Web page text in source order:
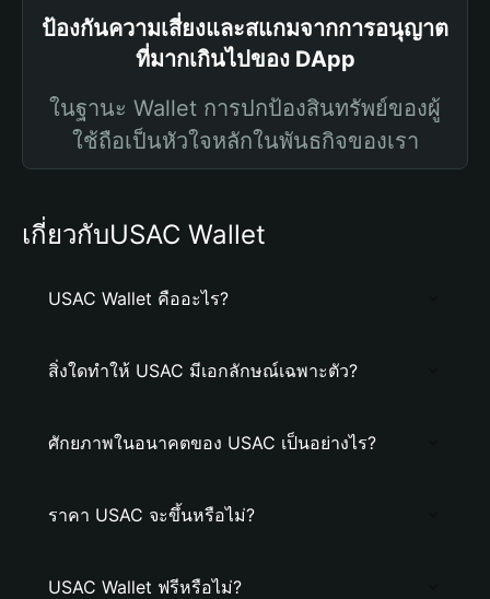
ป้องกันความเสี่ยงและสแกมจากการอนุญาต
ที่มากเกินไปของ DApp
ในฐานะ Wallet การปกป้องสินทรัพย์ของผู้
ใช้ถือเป็นหัวใจหลักในพันธกิจของเรา
เกี่ยวกับUSAC Wallet
USAC Wallet คืออะไร?
สิ่งใดทำให้ USAC มีเอกลักษณ์เฉพาะตัว?
ศักยภาพในอนาคตของ USAC เป็นอย่างไร?
ราคา USAC จะขึ้นหรือไม่?
USAC Wallet ฟรีหรือไม่?